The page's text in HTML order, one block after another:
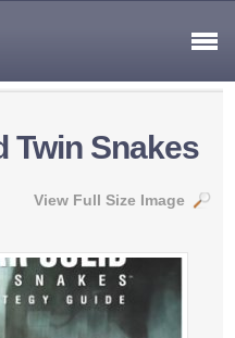
Twin Snakes
View Full Size Image